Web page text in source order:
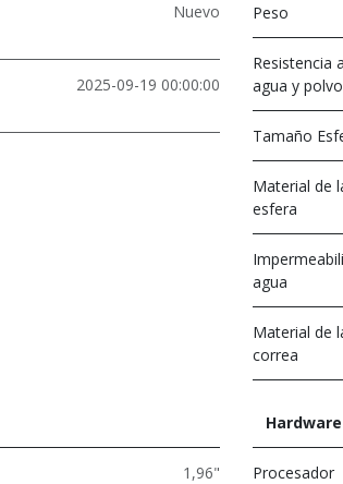
Nuevo
2025-09-19 00:00:00
Peso
Resistencia
agua y polvo
Tamaño
Material de
esfera
agua
Material de
correa
1,96" Procesador